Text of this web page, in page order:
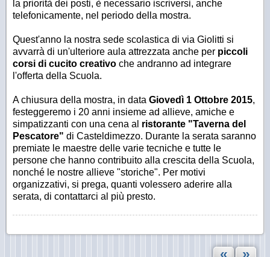
la priorità dei posti, è necessario iscriversi, anche
telefonicamente, nel periodo della mostra.
Quest'anno la nostra sede scolastica di via Giolitti si
avvarrà di un'ulteriore aula attrezzata anche per piccoli
corsi di cucito creativo che andranno ad integrare
l'offerta della Scuola.
A chiusura della mostra, in data Giovedì 1 Ottobre 2015,
festeggeremo i 20 anni insieme ad allieve, amiche e
simpatizzanti con una cena al ristorante "Taverna del
Pescatore" di Casteldimezzo. Durante la serata saranno
premiate le maestre delle varie tecniche e tutte le
persone che hanno contribuito alla crescita della Scuola,
nonché le nostre allieve "storiche". Per motivi
organizzativi, si prega, quanti volessero aderire alla
serata, di contattarci al più presto.
« »